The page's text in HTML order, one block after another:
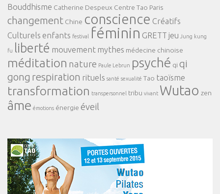
Bouddhisme Catherine Despeux Centre Tao Paris
changement Chine conscience Créatifs
Culturels enfants festival féminin GRETT jeu Jung kung
fu liberté mouvement mythes médecine chinoise
méditation nature Paule Lebrun psyché qi qi
gong respiration rituels santé sexualité Tao taoïsme
transformation transpersonnel tribu vivant Wutao zen
âme émotions énergie éveil